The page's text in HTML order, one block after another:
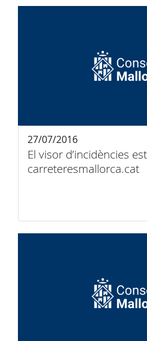
El visor d’incidències
carreteresmallorca.cat
27/07/2016